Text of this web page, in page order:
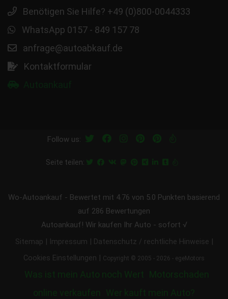
Benötigen Sie Hilfe? +49 (0)800-0044333
WhatsApp 0157 - 849 157 78
anfrage@autoabkauf.de
Kontaktformular
Follow us:
Seite teilen:
Wo-Autoankauf - Bewertet mit 4.76 von 5.0 Punkten basierend
auf 286 Bewertungen
Autoankauf! Wir kaufen Ihr Auto - sofort √
Sitemap Impressum Datenschutz / rechtliche Hinweise
Cookies Einstellungen Copyright © 2005 - 2026 - egeMotors
Was ist mein Auto noch Wert Motorschaden
online verkaufen
Wer kauft mein Auto?